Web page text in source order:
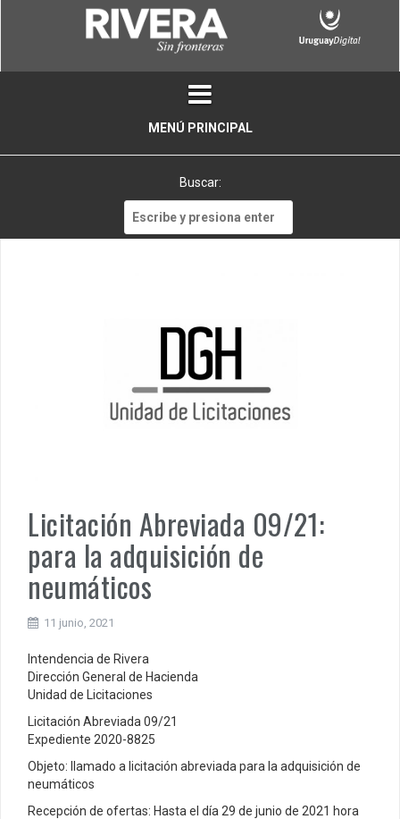
MENÚ PRINCIPAL
Buscar:
Licitación Abreviada 09/21:
para la adquisición de
neumáticos
11 junio, 2021
Intendencia de Rivera
Dirección General de Hacienda
Unidad de Licitaciones
Licitación Abreviada 09/21
Expediente 2020-8825
Objeto: llamado a licitación abreviada para la adquisición de
neumáticos
Recepción de ofertas: Hasta el día 29 de junio de 2021 hora